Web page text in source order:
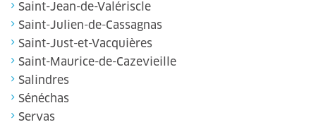
Saint-Jean-de-Valériscle
Saint-Julien-de-Cassagnas
Saint-Just-et-Vacquières
Saint-Maurice-de-Cazevieille
Salindres
Sénéchas
Servas